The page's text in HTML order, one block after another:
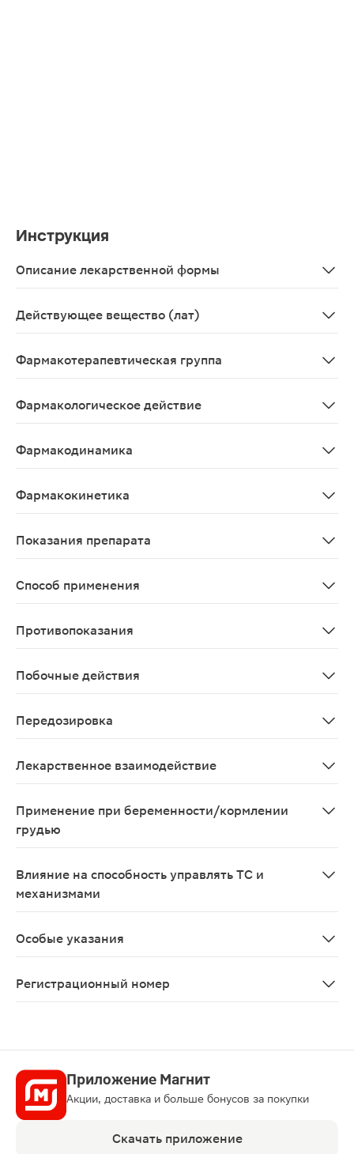
Инструкция
Описание лекарственной формы
Действующее вещество (лат)
Фармакотерапевтическая группа
Фармакологическое действие
Фармакодинамика
Фармакокинетика
Показания препарата
Способ применения
Противопоказания
Побочные действия
Передозировка
Лекарственное взаимодействие
Применение при беременности/кормлении
грудью
Влияние на способность управлять ТС и
механизмами
Особые указания
Регистрационный номер
Приложение Магнит
Акции, доставка и больше бонусов за покупки
Скачать приложение